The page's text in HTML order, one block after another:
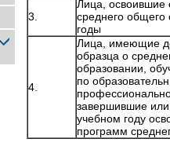
3.
Лица, освоившие
среднего
годы
4.
Лица, имеющие
образца о
образовании,
по
завершившие
учебном году
программ